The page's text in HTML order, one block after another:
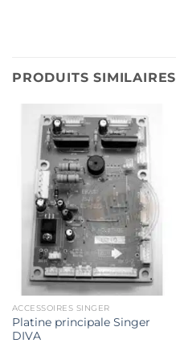
PRODUITS SIMILAIRES
ACCESSOIRES SINGER
Platine principale Singer
DIVA